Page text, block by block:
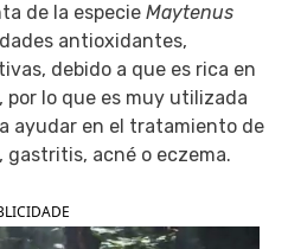
de la especie Maytenus
antioxidantes,
debido a que es rica en
lo que es muy utilizada
ayudar en el tratamiento de
acné o eczema.